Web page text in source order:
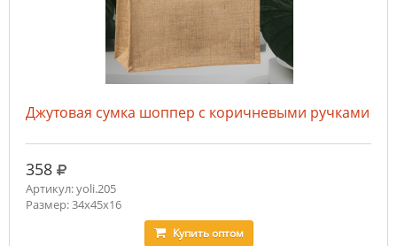
Джутовая сумка шоппер с коричневыми ручками
358 руб.
Артикул: yoli.205
Размер: 34x45x16
Купитьоптом